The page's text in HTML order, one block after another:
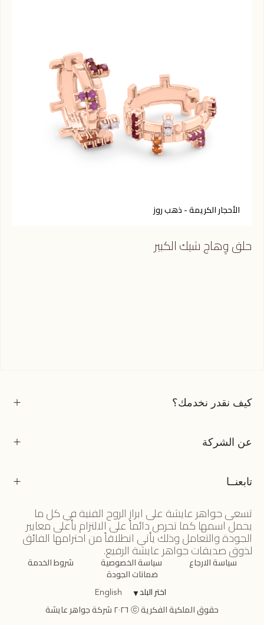
الأحجار الكريمة - ذهب روز
حلق وِهاج شيك الكبير
كيف نقدر نخدمك؟
عن الشركة
تابعنــا
تسعى جواهر عايشة على ابراز الروح الفنية في كل ما
يحمل اسمها كما تحرص دائماً على الالتزام بأعلى معايير
الجودة والتعامل وذلك يأتي انطلاقاً من احترامها الفائق
لذوق صديقات جواهر عايشة الرفيع.
سياسة الارجاع سياسة الخصوصية شروط الخدمة
ضمانات الجودة
اختر البلد▼
English
حقوق الملكية الفكرية ⓒ ٢٠٢٦ شركة جواهر عايشة